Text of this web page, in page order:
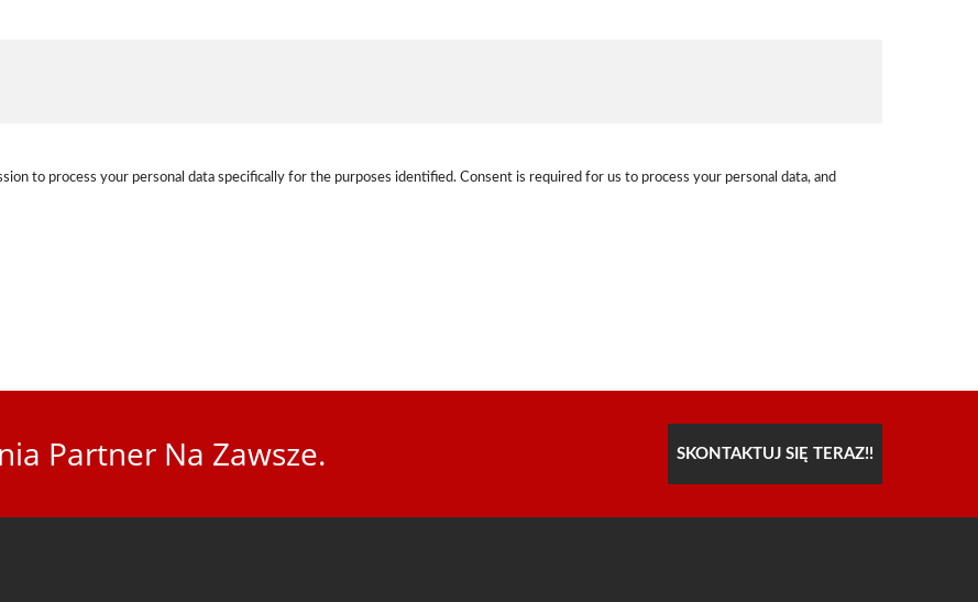
to process your personal data specifically for the purposes identified. Consent is required for us to process your personal data, and
Partner Na Zawsze. SKONTAKTUJ SIĘ TERAZ!!